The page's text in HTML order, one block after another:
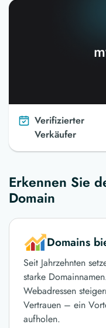
Verifizierter
Verkäufer
Erkennen Sie
Domain
Domains
Seit Jahrzehnten
starke
Webadressen
Vertrauen – ein
aufholen.